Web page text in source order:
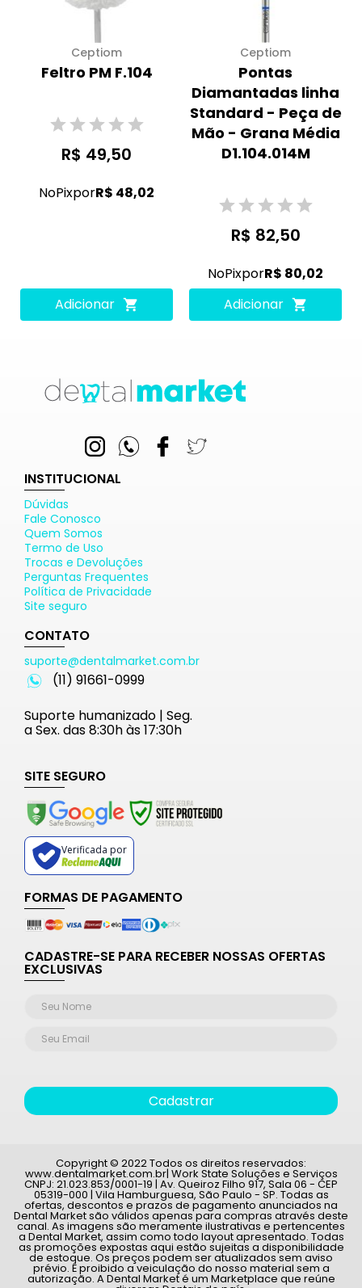
Ceptiom
Feltro PM F.104
R$ 49,50
NoPixporR$ 48,02
Adicionar
Ceptiom
Pontas
Diamantadas linha
Standard - Peça de
Mão - Grana Média
D1.104.014M
R$ 82,50
NoPixporR$ 80,02
Adicionar
INSTITUCIONAL
Dúvidas
Fale Conosco
Quem Somos
Termo de Uso
Trocas e Devoluções
Perguntas Frequentes
Política de Privacidade
Site seguro
CONTATO
suporte@dentalmarket.com.br
(11) 91661-0999
Suporte humanizado | Seg.
a Sex. das 8:30h às 17:30h
SITE SEGURO
Verificada por
FORMAS DE PAGAMENTO
CADASTRE-SE PARA RECEBER NOSSAS OFERTAS
EXCLUSIVAS
Cadastrar
Copyright © 2022 Todos os direitos reservados:
www.dentalmarket.com.br| Work State Soluções e Serviços
CNPJ: 21.023.853/0001-19 | Av. Queiroz Filho 917, Sala 06 - CEP
05319-000 | Vila Hamburguesa, São Paulo - SP. Todas as
ofertas, descontos e prazos de pagamento anunciados na
Dental Market são válidos apenas para compras através deste
canal. As imagens são meramente ilustrativas e pertencentes
a Dental Market, assim como todo layout apresentado. Todas
as promoções expostas aqui estão sujeitas a disponibilidade
de estoque. Os preços podem ser atualizados sem aviso
prévio. É proibido a veiculação do nosso material sem a
autorização. A Dental Market é um Marketplace que reúne